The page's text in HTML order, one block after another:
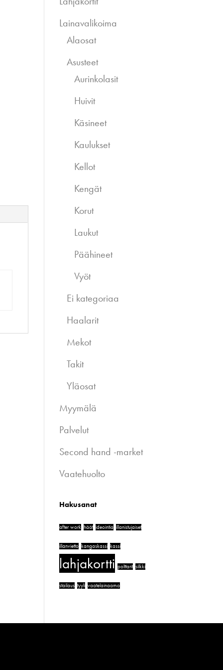
Lainavalikoima
Alaosat
Asusteet
Aurinkolasit
Huivit
Käsineet
Kaulukset
Kellot
Kengät
Korut
Laukut
Päähineet
Vyöt
Ei kategoriaa
Haalarit
Mekot
Takit
Yläosat
Myymälä
Palvelut
Second hand -market
Vaatehuolto
Hakusanat
after work häät ideointia illanistujaiset
illanvietto kangaskassi kassi
lahjakortti polttarit silkki
stailaus tyyli vaatelainaamo